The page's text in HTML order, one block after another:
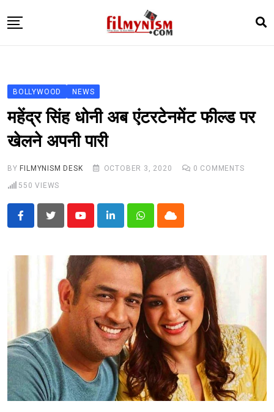
to
TELEVISION
BHOJPURI
NEWS ABTAK
STARRY SIDES
BOLLYWOOD NEWS
महेंद्र सिंह धोनी अब एंटरटेनमेंट फील्ड पर
खेलने अपनी पारी
BY FILMYNISM DESK OCTOBER 3, 2020 0 COMMENTS
550 VIEWS
YoutubeLinkedInWhatsappCloud